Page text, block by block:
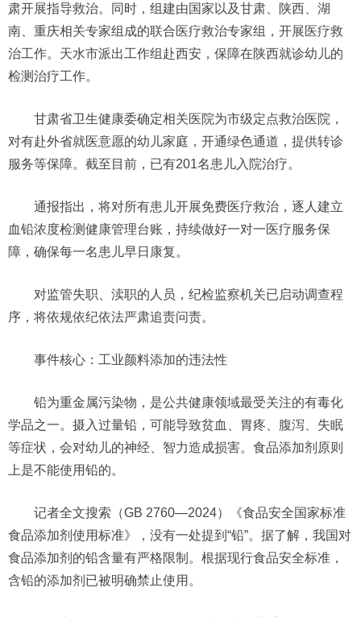
肃开展指导救治。同时，组建由国家以及甘肃、陕西、湖
南、重庆相关专家组成的联合医疗救治专家组，开展医疗救
治工作。天水市派出工作组赴西安，保障在陕西就诊幼儿的
检测治疗工作。
甘肃省卫生健康委确定相关医院为市级定点救治医院，
对有赴外省就医意愿的幼儿家庭，开通绿色通道，提供转诊
服务等保障。截至目前，已有201名患儿入院治疗。
通报指出，将对所有患儿开展免费医疗救治，逐人建立
血铅浓度检测健康管理台账，持续做好一对一医疗服务保
障，确保每一名患儿早日康复。
对监管失职、渎职的人员，纪检监察机关已启动调查程
序，将依规依纪依法严肃追责问责。
事件核心：工业颜料添加的违法性
铅为重金属污染物，是公共健康领域最受关注的有毒化
学品之一。摄入过量铅，可能导致贫血、胃疼、腹泻、失眠
等症状，会对幼儿的神经、智力造成损害。食品添加剂原则
上是不能使用铅的。
记者全文搜索（GB 2760—2024）《食品安全国家标准
食品添加剂使用标准》，没有一处提到“铅”。据了解，我国对
食品添加剂的铅含量有严格限制。根据现行食品安全标准，
含铅的添加剂已被明确禁止使用。